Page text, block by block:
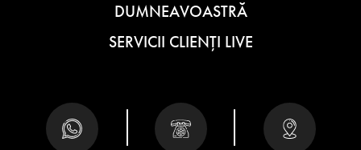
DUMNEAVOASTRĂ
SERVICII CLIENȚI LIVE